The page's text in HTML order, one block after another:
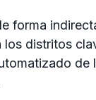
forma
distritos
de